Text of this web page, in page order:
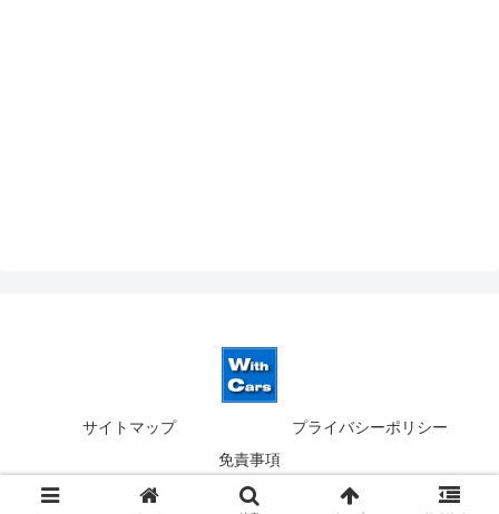
サイトマップ
プライバシーポリシー
免責事項
© 2019-2026 ウィズカーズ｜新横浜 欧州車の並行輸入.